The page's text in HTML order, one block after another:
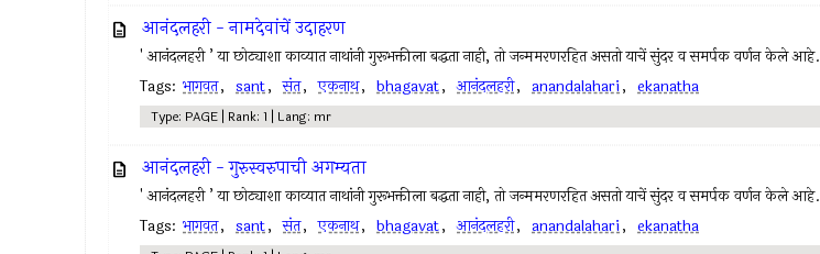
आनंदलहरी - नामदेवांचें उदाहरण
' आनंदलहरी ’ या छोट्याशा काव्यात नाथांनी गुरूभक्तीला बद्धता नाही, तो जन्ममरणरहित असतो याचें सुंदर व समर्पक वर्णन केले आहे.
Tags: भागवत, sant, संत, एकनाथ, bhagavat, आनंदलहरी, anandalahari, ekanatha
Type: PAGE | Rank: 1 | Lang: mr
आनंदलहरी - गुरुस्वरुपाची अगम्यता
' आनंदलहरी ’ या छोट्याशा काव्यात नाथांनी गुरूभक्तीला बद्धता नाही, तो जन्ममरणरहित असतो याचें सुंदर व समर्पक वर्णन केले आहे.
Tags: भागवत, sant, संत, एकनाथ, bhagavat, आनंदलहरी, anandalahari, ekanatha